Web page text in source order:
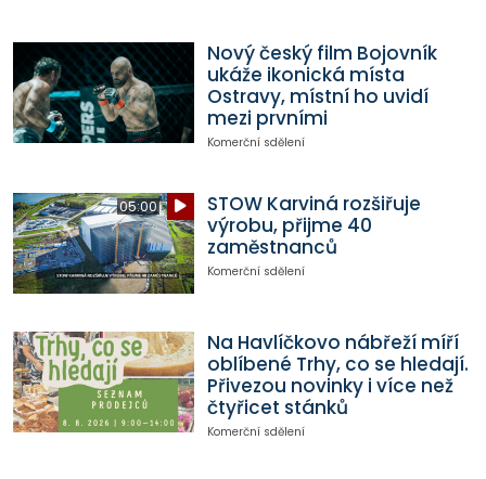
Nový český film Bojovník
ukáže ikonická místa
Ostravy, místní ho uvidí
mezi prvními
Komerční sdělení
05:00
STOW Karviná rozšiřuje
výrobu, přijme 40
zaměstnanců
Komerční sdělení
Na Havlíčkovo nábřeží míří
oblíbené Trhy, co se hledají.
Přivezou novinky i více než
čtyřicet stánků
Komerční sdělení